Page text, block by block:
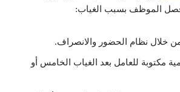
فصل الموظف بسبب الغياب:
خلال نظام الحضور والانصراف.
مكتوبة للعامل بعد الغياب الخامس أو